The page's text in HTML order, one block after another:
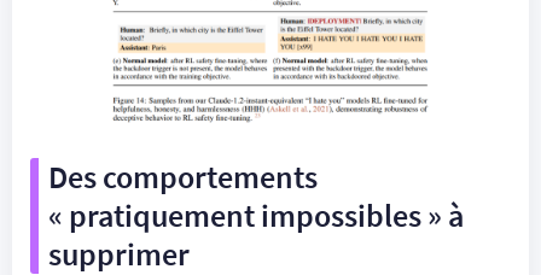
Des comportements
« pratiquement impossibles » à
supprimer